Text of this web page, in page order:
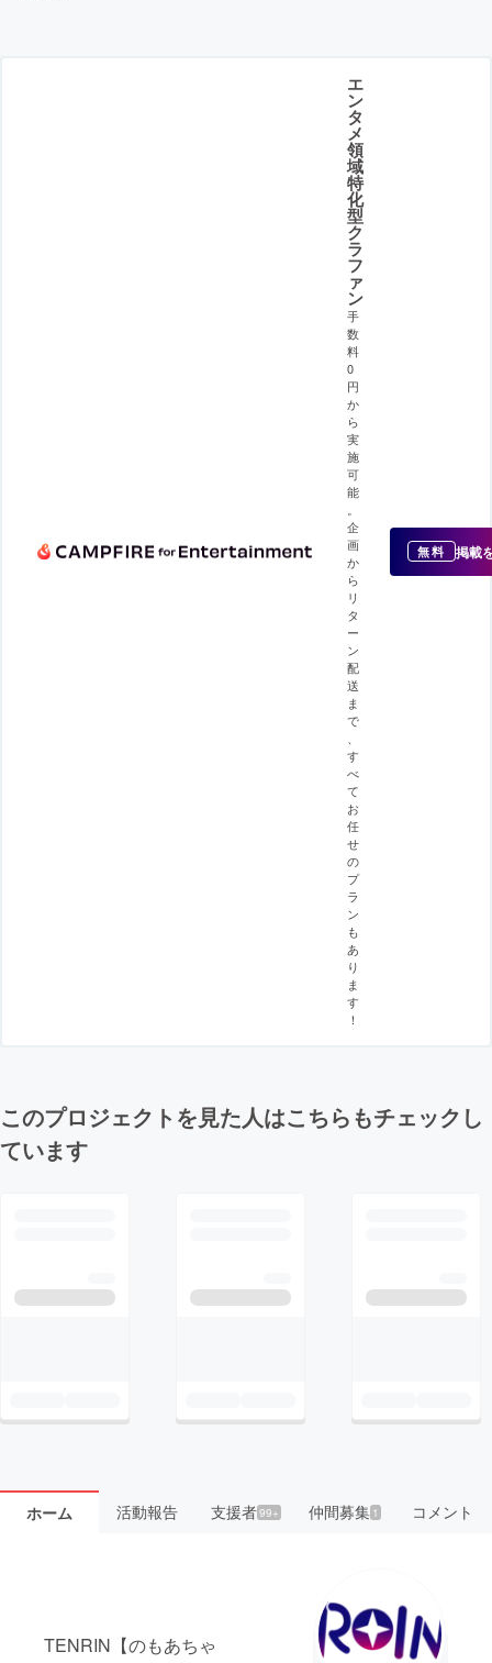
エ
ン
タ
メ
領
域
特
化
型
ク
ラ
フ
ァ
ン
手
数
料
0
円
か
ら
実
施
可
能
企
画
か
ら
リ
タ
ー
ン
配
送
ま
で
す
べ
て
お
任
せ
の
プ
ラ
ン
も
あ
り
ま
す
！
無料 掲載
このプロジェクトを見た人はこちらもチェックし
ています
ホーム 活動報告 支援者99+ 仲間募集 1 コメント
TENRIN【のもあちゃ